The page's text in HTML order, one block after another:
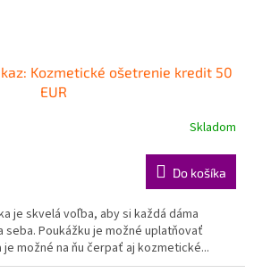
Kozmetické ošetrenie kredit 50
EUR
Skladom
Do košíka
je skvelá voľba, aby si každá dáma
Poukážku je možné uplatňovať
možné na ňu čerpať aj kozmetické...